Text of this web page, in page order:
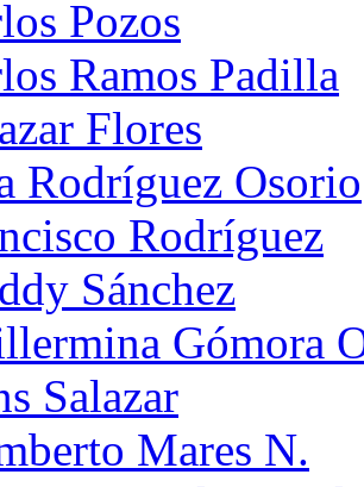
Pozos
Ramos Padilla
Flores
Rodríguez Osorio
Rodríguez
Sánchez
Gómora
Salazar
Mares N.